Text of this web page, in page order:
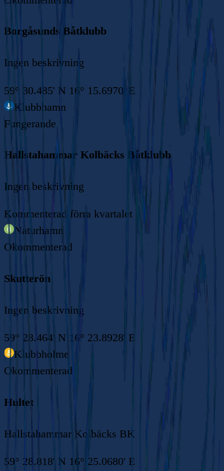
Borgåsunds Båtklubb
Ingen beskrivning
59° 30.485' N 16° 15.6970' E
Klubbhamn
Fungerande
Hallstahammar Kolbäcks Båtklubb
Ingen beskrivning
Kommenterad förra kvartalet
Naturhamn
Okommenterad
Skutterön
Ingen beskrivning
59° 28.464' N 16° 23.8928' E
Klubbholme
Okommenterad
Hultet
Hallstahammar Kolbäcks BK
59° 28.818' N 16° 25.0680' E